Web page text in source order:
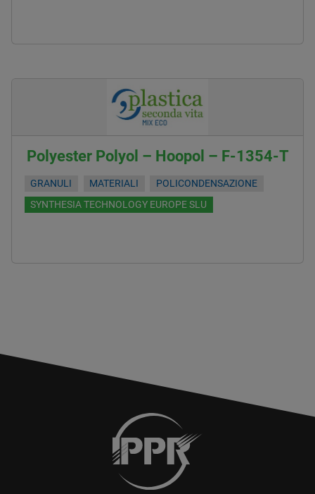
Polyester Polyol – Hoopol – F-1354-T
GRANULI MATERIALI
POLICONDENSAZIONE
SYNTHESIA TECHNOLOGY EUROPE SLU